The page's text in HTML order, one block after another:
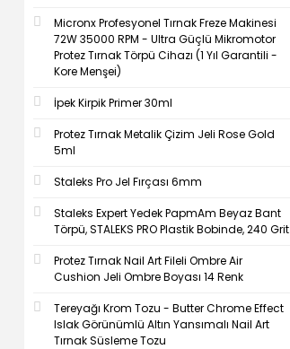
Micronx Profesyonel Tırnak Freze Makinesi
72W 35000 RPM - Ultra Güçlü Mikromotor
Protez Tırnak Törpü Cihazı (1 Yıl Garantili -
Kore Menşei)
İpek Kirpik Primer 30ml
Protez Tırnak Metalik Çizim Jeli Rose Gold
5ml
Staleks Pro Jel Fırçası 6mm
Staleks Expert Yedek PapmAm Beyaz Bant
Törpü, STALEKS PRO Plastik Bobinde, 240 Grit
Protez Tırnak Nail Art Fileli Ombre Air
Cushion Jeli Ombre Boyası 14 Renk
Tereyağı Krom Tozu - Butter Chrome Effect
Islak Görünümlü Altın Yansımalı Nail Art
Tırnak Süsleme Tozu